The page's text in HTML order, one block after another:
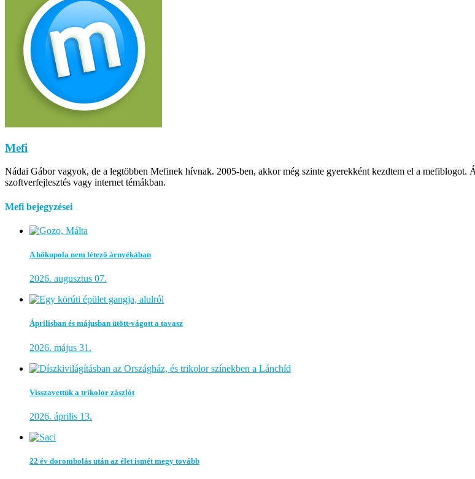
Mefi
Nádai Gábor vagyok, de a legtöbben Mefinek hívnak. 2005-ben, akkor még szinte gyerekként kezdtem el a
szoftverfejlesztés vagy internet témákban.
Mefi bejegyzései
A hőkupola nem létező árnyékában
2026. augusztus 07.
Áprilisban és májusban ütött-vágott a tavasz
2026. május 31.
Visszavettük a trikolor zászlót
2026. április 13.
22 év dorombolás után az élet ismét megy tovább